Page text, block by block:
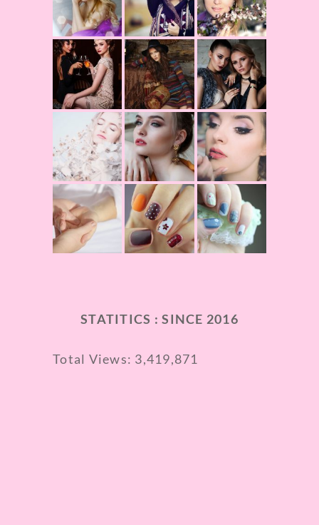
STATITICS : SINCE 2016
Total Views: 3,419,871